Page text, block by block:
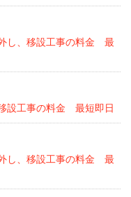
し、移設工事の料金 最
設工事の料金 最短即日
し、移設工事の料金 最